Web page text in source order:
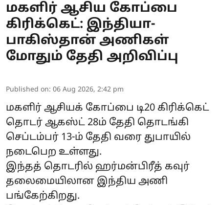
மகளிர் ஆசிய கோப்பை
கிரிக்கெட்: இந்தியா-
பாகிஸ்தான் அணிகள்
மோதும் தேதி அறிவிப்பு
Published on: 06 Aug 2026, 2:42 pm
மகளிர் ஆசியக் கோப்பை டி20 கிரிக்கெட்
தொடர் ஆகஸ்ட் 28ம் தேதி தொடங்கி
செப்டம்பர் 13-ம் தேதி வரை துபாயில்
நடைபெற உள்ளது.
இந்தத் தொடரில் ஹர்மன்பிரீத் கவுர்
தலைமையிலான இந்திய அணி
பங்கேற்கிறது.